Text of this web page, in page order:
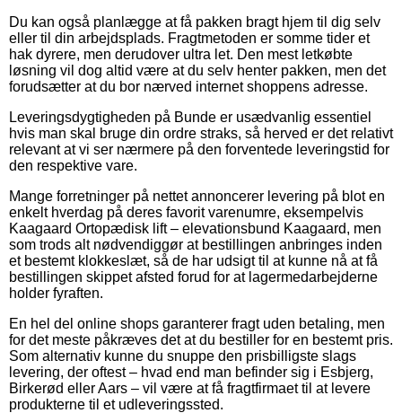
Du kan også planlægge at få pakken bragt hjem til dig selv
eller til din arbejdsplads. Fragtmetoden er somme tider et
hak dyrere, men derudover ultra let. Den mest letkøbte
løsning vil dog altid være at du selv henter pakken, men det
forudsætter at du bor nærved internet shoppens adresse.
Leveringsdygtigheden på Bunde er usædvanlig essentiel
hvis man skal bruge din ordre straks, så herved er det relativt
relevant at vi ser nærmere på den forventede leveringstid for
den respektive vare.
Mange forretninger på nettet annoncerer levering på blot en
enkelt hverdag på deres favorit varenumre, eksempelvis
Kaagaard Ortopædisk lift – elevationsbund Kaagaard, men
som trods alt nødvendiggør at bestillingen anbringes inden
et bestemt klokkeslæt, så de har udsigt til at kunne nå at få
bestillingen skippet afsted forud for at lagermedarbejderne
holder fyraften.
En hel del online shops garanterer fragt uden betaling, men
for det meste påkræves det at du bestiller for en bestemt pris.
Som alternativ kunne du snuppe den prisbilligste slags
levering, der oftest – hvad end man befinder sig i Esbjerg,
Birkerød eller Aars – vil være at få fragtfirmaet til at levere
produkterne til et udleveringssted.